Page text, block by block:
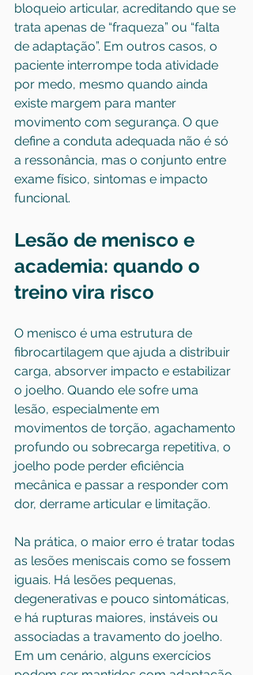
bloqueio articular, acreditando que se
trata apenas de “fraqueza” ou “falta
de adaptação”. Em outros casos, o
paciente interrompe toda atividade
por medo, mesmo quando ainda
existe margem para manter
movimento com segurança. O que
define a conduta adequada não é só
a ressonância, mas o conjunto entre
exame físico, sintomas e impacto
funcional.
Lesão de menisco e
academia: quando o
treino vira risco
O menisco é uma estrutura de
fibrocartilagem que ajuda a distribuir
carga, absorver impacto e estabilizar
o joelho. Quando ele sofre uma
lesão, especialmente em
movimentos de torção, agachamento
profundo ou sobrecarga repetitiva, o
joelho pode perder eficiência
mecânica e passar a responder com
dor, derrame articular e limitação.
Na prática, o maior erro é tratar todas
as lesões meniscais como se fossem
iguais. Há lesões pequenas,
degenerativas e pouco sintomáticas,
e há rupturas maiores, instáveis ou
associadas a travamento do joelho.
Em um cenário, alguns exercícios